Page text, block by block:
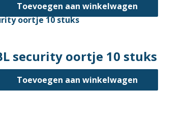
Toevoegen aan winkelwagen
security oortje 10 stuks
Toevoegen aan winkelwagen